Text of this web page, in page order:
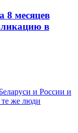
8 месяцев
в
и России и
же люди